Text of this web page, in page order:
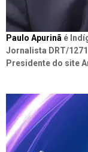
Paulo Apurinã é
Jornalista DRT/
Presidente do site